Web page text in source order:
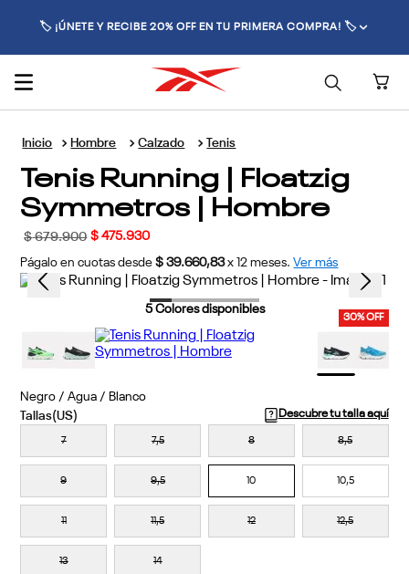
🏷️ ¡ÚNETE Y RECIBE 20% OFF EN TU PRIMERA COMPRA! 🏷️
Hombre Calzado Tenis
Tenis Running | Floatzig
Symmetros | Hombre
$ 679.900 $ 475.930
Págalo en cuotas desde $ 39.660,83 x 12 meses. Ver más
30% OFF
5Colores disponibles
Negro / Agua / Blanco
Descubre tu talla aquí
7 7,5 8 8,5
9 9,5 10 10,5
11 11,5 12 12,5
13 14